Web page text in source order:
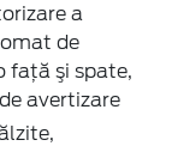
a
de
faţă şi spate,
avertizare